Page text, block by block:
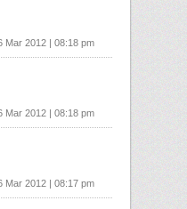
Mar 2012 | 08:18 pm
Mar 2012 | 08:18 pm
Mar 2012 | 08:17 pm